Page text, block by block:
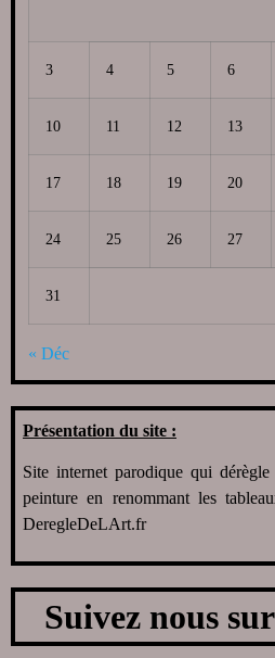
3 4 5 6
10 11 12 13
17 18 19 20
24 25 26 27
31
« Déc
Présentation du site :
Site internet parodique qui
peinture en renommant les
DeregleDeLArt.fr
Suivez nous